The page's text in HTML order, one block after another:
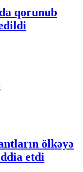
qorunub
ölkəyə
etdi